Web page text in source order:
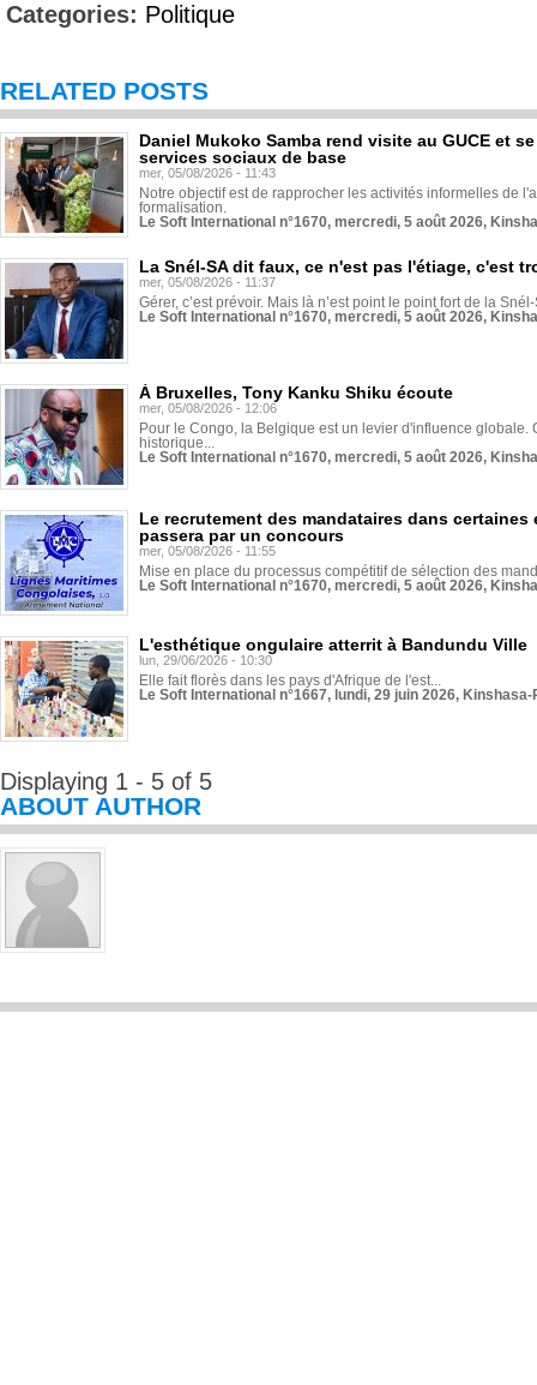
Categories: Politique
RELATED POSTS
Daniel Mukoko Samba rend visite au GUCE et
services sociaux de base
mer, 05/08/2026 - 11:43
Notre objectif est de rapprocher les activités informelles de
formalisation.
Le Soft International n°1670, mercredi, 5 août 2026,
La Snél-SA dit faux, ce n'est pas l'étiage, c'est
mer, 05/08/2026 - 11:37
Gérer, c’est prévoir. Mais là n’est point le point fort de la
Le Soft International n°1670, mercredi, 5 août 2026,
À Bruxelles, Tony Kanku Shiku écoute
mer, 05/08/2026 - 12:06
Pour le Congo, la Belgique est un levier d'influence globale.
historique...
Le Soft International n°1670, mercredi, 5 août 2026,
Le recrutement des mandataires dans
passera par un concours
mer, 05/08/2026 - 11:55
Mise en place du processus compétitif de sélection des
Le Soft International n°1670, mercredi, 5 août 2026,
L'esthétique ongulaire atterrit à Bandundu Ville
lun, 29/06/2026 - 10:30
Elle fait florès dans les pays d'Afrique de l'est...
Le Soft International n°1667, lundi, 29 juin 2026,
Displaying 1 - 5 of 5
ABOUT AUTHOR